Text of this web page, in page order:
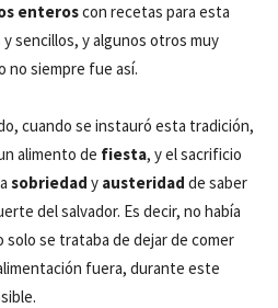
enteroscon recetas para esta
sencillos, y algunos otros muy
no siempre fue así.
cuando se instauró esta tradición,
alimento de fiesta, y el sacrificio
sobriedad y austeridad de saber
del salvador. Es decir, no había
solo se trataba de dejar de comer
fuera, durante este